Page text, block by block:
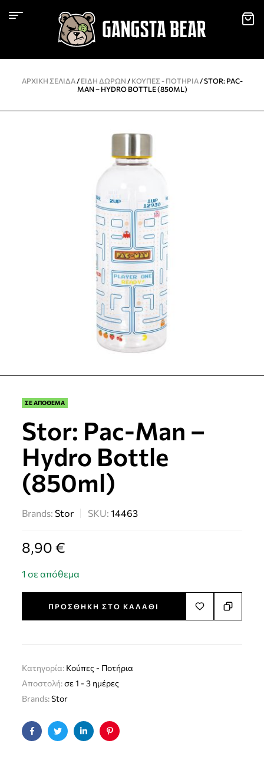
ΑΡΧΙΚΉ ΣΕΛΊΔΑ/ ΕΙΔΗ ΔΩΡΩΝ / KΟΎΠΕΣ - ΠΟΤΉΡΙΑ/ STOR: PAC-
MAN – HYDRO BOTTLE (850ML)
ΣΕ ΑΠΟΘΕΜΑ
Stor: Pac-Man –
Hydro Bottle
(850ml)
Brands:Stor SKU:14463
8,90€
1 σε απόθεμα
ΠΡΟΣΘΉΚΗ ΣΤΟ ΚΑΛΆΘΙ
Κατηγορία: Kούπες - Ποτήρια
Αποστολή:σε 1 - 3 ημέρες
Brands:Stor
FacebookTwitterLinkedinPinterest